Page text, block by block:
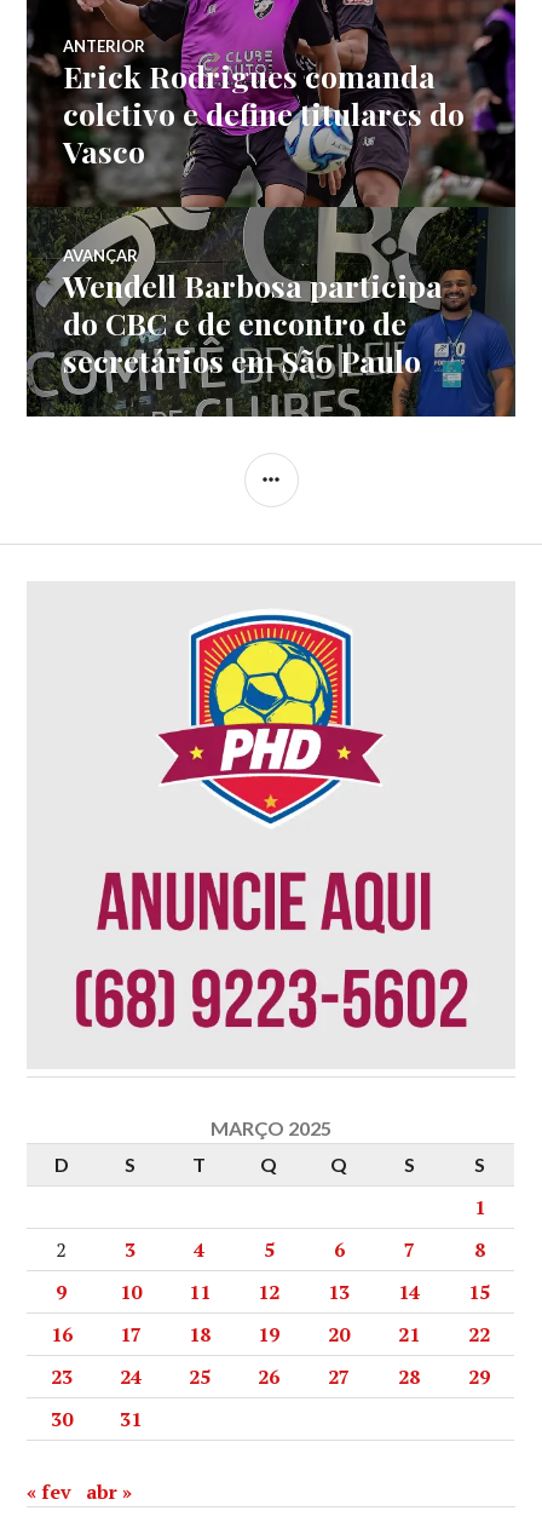
ANTERIOR
Erick Rodrigues comanda
coletivo e define titulares do
Vasco
AVANÇAR
Wendell Barbosa participa
do CBC e de encontro de
secretários em São Paulo
MARÇO 2025
D
S T Q Q S S
1
2
3 4 5 6 7
8
9
10 11 12 13 14
15
16
17 18 19 20 21
22
23
24 25 26 27 28
29
30
31
« fev abr »